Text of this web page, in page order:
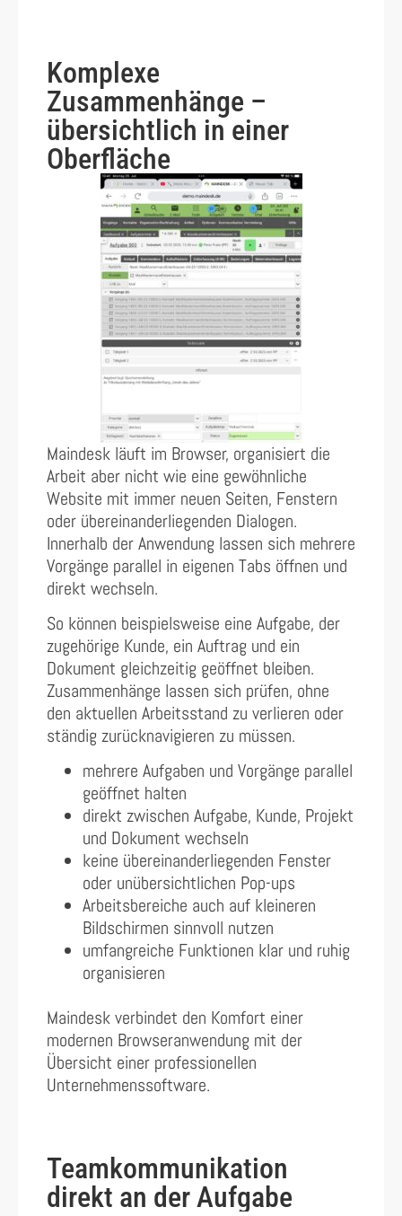
Komplexe
Zusammenhänge –
übersichtlich in einer
Oberfläche
Maindesk läuft im Browser, organisiert die
Arbeit aber nicht wie eine gewöhnliche
Website mit immer neuen Seiten, Fenstern
oder übereinanderliegenden Dialogen.
Innerhalb der Anwendung lassen sich mehrere
Vorgänge parallel in eigenen Tabs öffnen und
direkt wechseln.
So können beispielsweise eine Aufgabe, der
zugehörige Kunde, ein Auftrag und ein
Dokument gleichzeitig geöffnet bleiben.
Zusammenhänge lassen sich prüfen, ohne
den aktuellen Arbeitsstand zu verlieren oder
ständig zurücknavigieren zu müssen.
mehrere Aufgaben und Vorgänge parallel
geöffnet halten
direkt zwischen Aufgabe, Kunde, Projekt
und Dokument wechseln
keine übereinanderliegenden Fenster
oder unübersichtlichen Pop-ups
Arbeitsbereiche auch auf kleineren
Bildschirmen sinnvoll nutzen
umfangreiche Funktionen klar und ruhig
organisieren
Maindesk verbindet den Komfort einer
modernen Browseranwendung mit der
Übersicht einer professionellen
Unternehmenssoftware.
Teamkommunikation
direkt an der Aufgabe